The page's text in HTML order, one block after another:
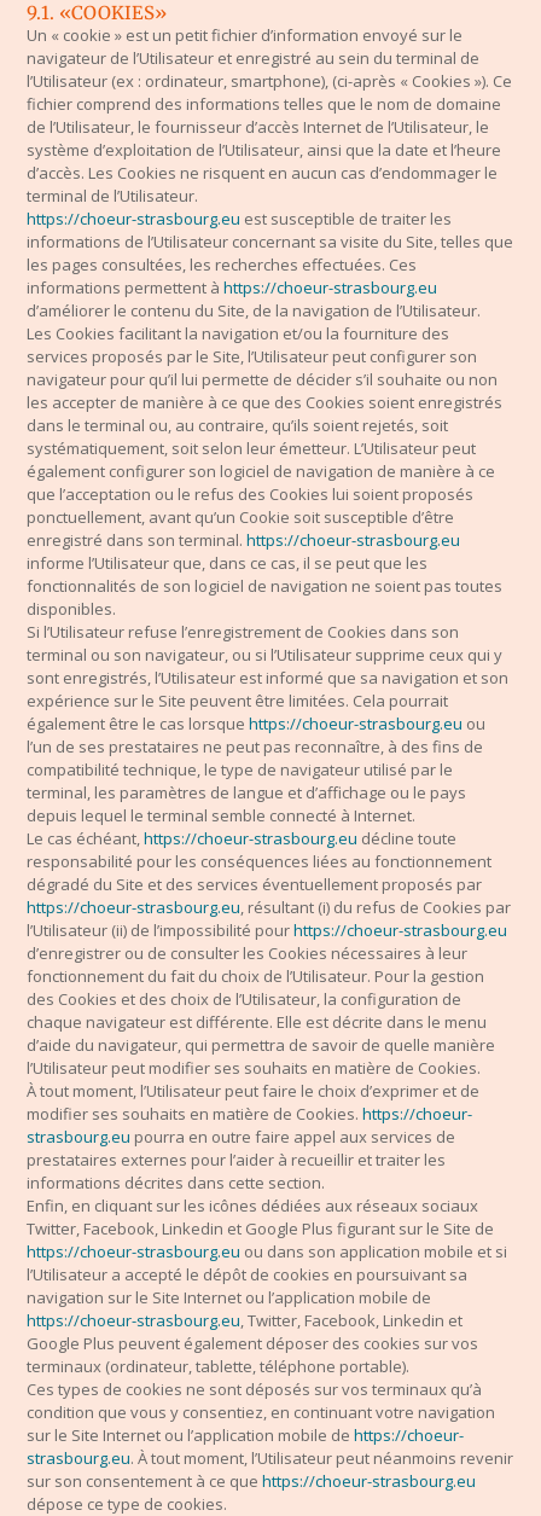
9.1. «COOKIES»
Un « cookie » est un petit fichier d’information envoyé sur le
navigateur de l’Utilisateur et enregistré au sein du terminal de
l’Utilisateur (ex : ordinateur, smartphone), (ci-après « Cookies »). Ce
fichier comprend des informations telles que le nom de domaine
de l’Utilisateur, le fournisseur d’accès Internet de l’Utilisateur, le
système d’exploitation de l’Utilisateur, ainsi que la date et l’heure
d’accès. Les Cookies ne risquent en aucun cas d’endommager le
terminal de l’Utilisateur.
https://choeur-strasbourg.eu est susceptible de traiter les
informations de l’Utilisateur concernant sa visite du Site, telles que
les pages consultées, les recherches effectuées. Ces
informations permettent àhttps://choeur-strasbourg.eu
d’améliorer le contenu du Site, de la navigation de l’Utilisateur.
Les Cookies facilitant la navigation et/ou la fourniture des
services proposés par le Site, l’Utilisateur peut configurer son
navigateur pour qu’il lui permette de décider s’il souhaite ou non
les accepter de manière à ce que des Cookies soient enregistrés
dans le terminal ou, au contraire, qu’ils soient rejetés, soit
systématiquement, soit selon leur émetteur. L’Utilisateur peut
également configurer son logiciel de navigation de manière à ce
que l’acceptation ou le refus des Cookies lui soient proposés
ponctuellement, avant qu’un Cookie soit susceptible d’être
enregistré dans son terminal.https://choeur-strasbourg.eu
informe l’Utilisateur que, dans ce cas, il se peut que les
fonctionnalités de son logiciel de navigation ne soient pas toutes
disponibles.
Si l’Utilisateur refuse l’enregistrement de Cookies dans son
terminal ou son navigateur, ou si l’Utilisateur supprime ceux qui y
sont enregistrés, l’Utilisateur est informé que sa navigation et son
expérience sur le Site peuvent être limitées. Cela pourrait
également être le cas lorsquehttps://choeur-strasbourg.eu ou
l’un de ses prestataires ne peut pas reconnaître, à des fins de
compatibilité technique, le type de navigateur utilisé par le
terminal, les paramètres de langue et d’affichage ou le pays
depuis lequel le terminal semble connecté à Internet.
Le cas échéant,https://choeur-strasbourg.eu décline toute
responsabilité pour les conséquences liées au fonctionnement
dégradé du Site et des services éventuellement proposés par
https://choeur-strasbourg.eu, résultant (i) du refus de Cookies par
l’Utilisateur (ii) de l’impossibilité pourhttps://choeur-strasbourg.eu
d’enregistrer ou de consulter les Cookies nécessaires à leur
fonctionnement du fait du choix de l’Utilisateur. Pour la gestion
des Cookies et des choix de l’Utilisateur, la configuration de
chaque navigateur est différente. Elle est décrite dans le menu
d’aide du navigateur, qui permettra de savoir de quelle manière
l’Utilisateur peut modifier ses souhaits en matière de Cookies.
À tout moment, l’Utilisateur peut faire le choix d’exprimer et de
modifier ses souhaits en matière de Cookies.https://choeur-
strasbourg.eu pourra en outre faire appel aux services de
prestataires externes pour l’aider à recueillir et traiter les
informations décrites dans cette section.
Enfin, en cliquant sur les icônes dédiées aux réseaux sociaux
Twitter, Facebook, Linkedin et Google Plus figurant sur le Site de
https://choeur-strasbourg.eu ou dans son application mobile et si
l’Utilisateur a accepté le dépôt de cookies en poursuivant sa
navigation sur le Site Internet ou l’application mobile de
https://choeur-strasbourg.eu, Twitter, Facebook, Linkedin et
Google Plus peuvent également déposer des cookies sur vos
terminaux (ordinateur, tablette, téléphone portable).
Ces types de cookies ne sont déposés sur vos terminaux qu’à
condition que vous y consentiez, en continuant votre navigation
sur le Site Internet ou l’application mobile dehttps://choeur-
strasbourg.eu. À tout moment, l’Utilisateur peut néanmoins revenir
sur son consentement à ce quehttps://choeur-strasbourg.eu
dépose ce type de cookies.